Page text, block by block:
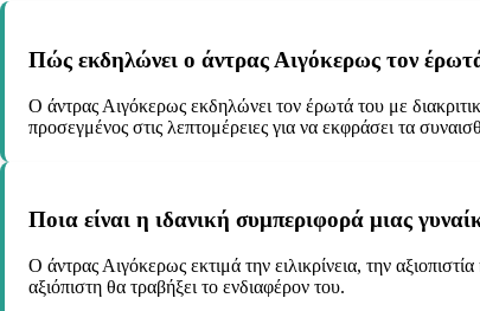
Πώς εκδηλώνει ο άντρας Αιγόκερως τον
Ο άντρας Αιγόκερως εκδηλώνει τον έρωτά του με
προσεγμένος στις λεπτομέρειες για να εκφράσει τα
Ποια είναι η ιδανική συμπεριφορά μιας
Ο άντρας Αιγόκερως εκτιμά την ειλικρίνεια, την
αξιόπιστη θα τραβήξει το ενδιαφέρον του.